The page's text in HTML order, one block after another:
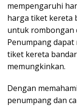
mempengaruhi
harga tiket kereta
untuk rombongan
Penumpang
tiket kereta
memungkinkan.
Dengan
penumpang dan